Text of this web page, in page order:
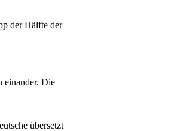
der Hälfte der
einander. Die
übersetzt